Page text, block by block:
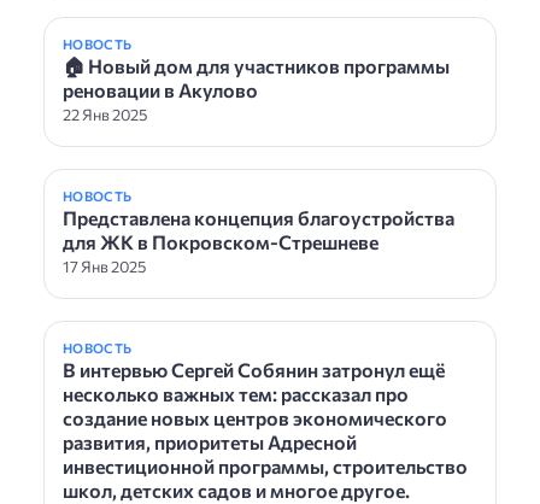
НОВОСТЬ
🏠 Новый дом для участников программы
реновации в Акулово
22 Янв 2025
НОВОСТЬ
Представлена концепция благоустройства
для ЖК в Покровском-Стрешневе
17 Янв 2025
НОВОСТЬ
В интервью Сергей Собянин затронул ещё
несколько важных тем: рассказал про
создание новых центров экономического
развития, приоритеты Адресной
инвестиционной программы, строительство
школ, детских садов и многое другое.